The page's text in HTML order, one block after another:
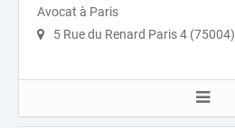
Avocat à Paris
5 Rue du Renard Paris 4 (75004)